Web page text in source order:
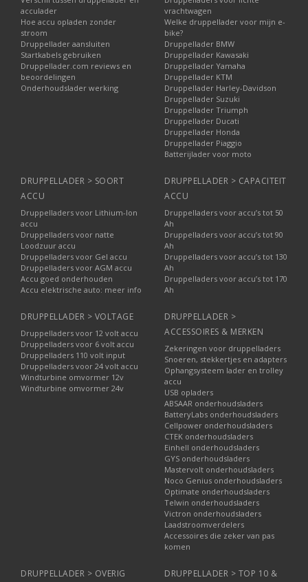
acculader
Hoe accu opladen zonder
stroom
Druppellader aansluiten
Startkabels gebruiken
Druppellader.com reviews en
beoordelingen
Onderhoudslader werking
vrachtwagen
Welke druppellader voor mijn e-
bike?
Druppellader BMW
Druppellader Kawasaki
Druppellader Yamaha
Druppellader KTM
Druppellader Harley-Davidson
Druppellader Suzuki
Druppellader Triumph
Druppellader Ducati
Druppellader Honda
Druppellader Piaggio
Batterijlader voor moto
DRUPPELLADER > SOORT
ACCU
Druppelladers voor Lithium-Ion
accu
Druppelladers voor natte
Loodzuur accu
Druppelladers voor Gel accu
Druppelladers voor AGM accu
Accu goed onderhouden
Accu elektrische auto: meer info
DRUPPELLADER > CAPACITEIT
ACCU
Druppelladers voor accu’s tot 50
Ah
Druppelladers voor accu’s tot 90
Ah
Druppelladers voor accu’s tot 130
Ah
Druppelladers voor accu’s tot 170
Ah
DRUPPELLADER > VOLTAGE
Druppelladers voor 12 volt accu
Druppelladers voor 6 volt accu
Druppelladers 110 volt input
Druppelladers voor 24 volt accu
Windturbine omvormer 12v
Windturbine omvormer 24v
DRUPPELLADER >
ACCESSOIRES & MERKEN
Zekeringen voor druppelladers
Snoeren, stekkertjes en adapters
Ophangsysteem lader en trolley
accu
USB opladers
ABSAAR onderhoudsladers
BatteryLabs onderhoudsladers
Cellpower onderhoudsladers
CTEK onderhoudsladers
Einhell onderhoudsladers
GYS onderhoudsladers
Mastervolt onderhoudsladers
Noco Genius onderhoudsladers
Optimate onderhoudsladers
Telwin onderhoudsladers
Victron onderhoudsladers
Laadstroomverdelers
Accessoires die zeker van pas
komen
DRUPPELLADER > OVERIG
DRUPPELLADER > TOP 10 &